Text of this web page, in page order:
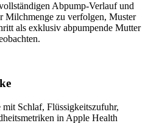
Abpump-Verlauf und
Milchmenge zu verfolgen, Muster
als exklusiv abpumpende Mutter
Schlaf, Flüssigkeitszufuhr,
in Apple Health